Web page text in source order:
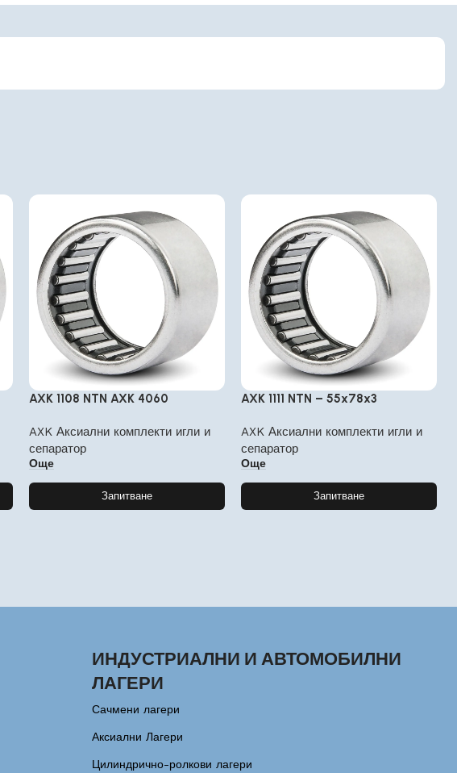
AXK 1108 NTN AXK 4060
AXK Аксиални комплекти игли и
сепаратор
Още
Запитване
AXK 1111 NTN – 55x78x3
AXK Аксиални комплекти игли и
сепаратор
Още
Запитване
ИНДУСТРИАЛНИ И АВТОМОБИЛНИ
ЛАГЕРИ
Сачмени лагери
Аксиални Лагери
Цилиндрично-ролкови лагери